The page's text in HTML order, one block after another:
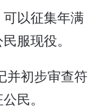
以征集年满
服现役。
并初步审查符
民。